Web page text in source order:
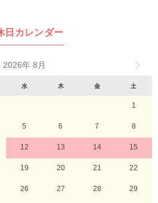
日カレンダー
2026年 8月
水 木 金 土
1
5 6 7 8
12 13 14 15
19 20 21 22
26 27 28 29